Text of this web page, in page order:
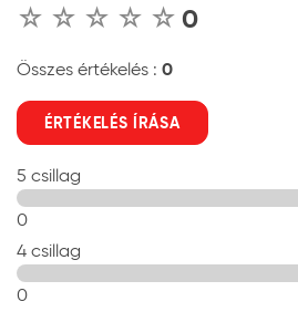
0
Összes értékelés : 0
ÉRTÉKELÉS ÍRÁSA
5 csillag
0
4 csillag
0